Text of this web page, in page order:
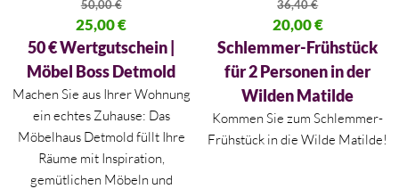
50,00€
Ursprünglicher Preis war: 50,00 €
25,00€
Aktueller Preis ist: 25,00 €.
50 € Wertgutschein |
Möbel Boss Detmold
Machen Sie aus Ihrer Wohnung
ein echtes Zuhause: Das
Möbelhaus Detmold füllt Ihre
Räume mit Inspiration,
gemütlichen Möbeln und
36,40€
Ursprünglicher Preis war:
20,00€
Aktueller Preis ist: 20,00 €.
Schlemmer-Frühstück
für 2 Personen in der
Wilden Matilde
Kommen Sie zum Schlemmer-
Frühstück in die Wilde Matilde!